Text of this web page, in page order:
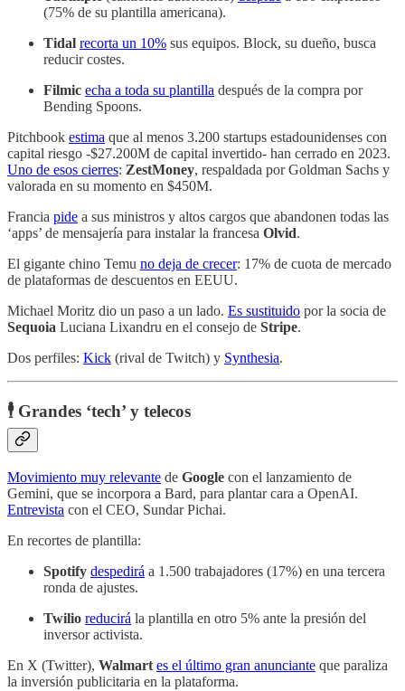
(75% de su plantilla americana).
Tidal recorta un 10% sus equipos. Block, su dueño, busca
reducir costes.
Filmic echa a toda su plantilla después de la compra por
Bending Spoons.
Pitchbook estima que al menos 3.200 startups estadounidenses con
capital riesgo -$27.200M de capital invertido- han cerrado en 2023.
Uno de esos cierres: ZestMoney, respaldada por Goldman Sachs y
valorada en su momento en $450M.
Francia pide a sus ministros y altos cargos que abandonen todas las
‘apps’ de mensajería para instalar la francesa Olvid.
El gigante chino Temu no deja de crecer: 17% de cuota de mercado
de plataformas de descuentos en EEUU.
Michael Moritz dio un paso a un lado. Es sustituido por la socia de
Sequoia Luciana Lixandru en el consejo de Stripe.
Dos perfiles: Kick (rival de Twitch) y Synthesia.
🕴️ Grandes ‘tech’ y telecos
Movimiento muy relevante de Google con el lanzamiento de
Gemini, que se incorpora a Bard, para plantar cara a OpenAI.
Entrevista con el CEO, Sundar Pichai.
En recortes de plantilla:
Spotify despedirá a 1.500 trabajadores (17%) en una tercera
ronda de ajustes.
Twilio reducirá la plantilla en otro 5% ante la presión del
inversor activista.
En X (Twitter), Walmart es el último gran anunciante que paraliza
la inversión publicitaria en la plataforma.